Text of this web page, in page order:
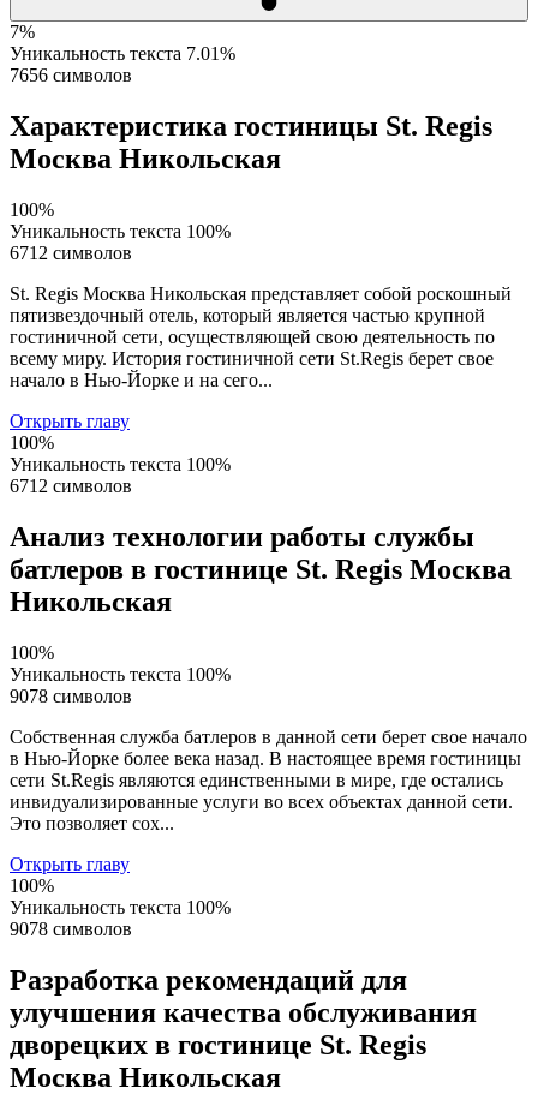
7%
Уникальность текста 7.01%
7656 символов
Характеристика гостиницы St. Regis
Москва Никольская
100%
Уникальность текста 100%
6712 символов
St. Regis Москва Никольская представляет собой роскошный
пятизвездочный отель, который является частью крупной
гостиничной сети, осуществляющей свою деятельность по
всему миру. История гостиничной сети St.Regis берет свое
начало в Нью-Йорке и на сего...
Открыть главу
100%
Уникальность текста 100%
6712 символов
Анализ технологии работы службы
батлеров в гостинице St. Regis Москва
Никольская
100%
Уникальность текста 100%
9078 символов
Собственная служба батлеров в данной сети берет свое начало
в Нью-Йорке более века назад. В настоящее время гостиницы
сети St.Regis являются единственными в мире, где остались
инвидуализированные услуги во всех объектах данной сети.
Это позволяет сох...
Открыть главу
100%
Уникальность текста 100%
9078 символов
Разработка рекомендаций для
улучшения качества обслуживания
дворецких в гостинице St. Regis
Москва Никольская